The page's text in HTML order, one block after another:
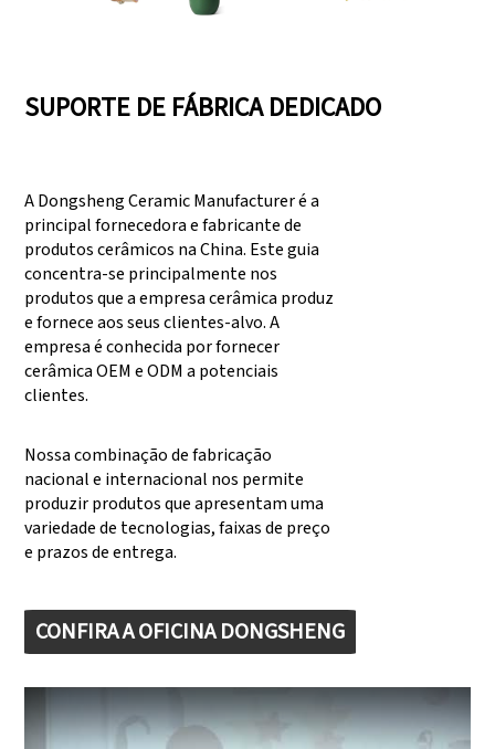
SUPORTE DE FÁBRICA DEDICADO
A Dongsheng Ceramic Manufacturer é a
principal fornecedora e fabricante de
produtos cerâmicos na China. Este guia
concentra-se principalmente nos
produtos que a empresa cerâmica produz
e fornece aos seus clientes-alvo. A
empresa é conhecida por fornecer
cerâmica OEM e ODM a potenciais
clientes.
Nossa combinação de fabricação
nacional e internacional nos permite
produzir produtos que apresentam uma
variedade de tecnologias, faixas de preço
e prazos de entrega.
CONFIRA A OFICINA DONGSHENG